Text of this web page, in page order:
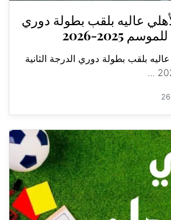
عاليه بلقب بطولة دوري
2025-2026
عاليه بلقب بطولة دوري الدرجة الثانية